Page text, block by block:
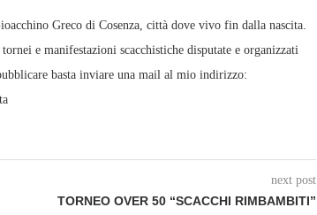
Greco di Cosenza, città dove vivo fin dalla nascita.
e manifestazioni scacchistiche disputate e organizzati
basta inviare una mail al mio indirizzo:
next post
TORNEO OVER 50 “SCACCHI RIMBAMBITI”